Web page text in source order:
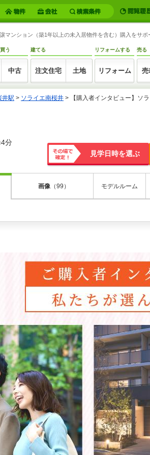
ンション（築1年以上の未入居物件を含む）購入をサポ
う
中古
建てる
注文住宅 土地
リフォームする
リフォーム
売る
売
井駅 > ソライエ南桜井 > 【購入者インタビュー】ソ
分
見学日時を選ぶ
画像（99） モデルルーム